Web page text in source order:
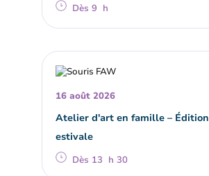
Dès 9 h
16 août 2026
Atelier d'art en famille – Édition
estivale
Dès 13 h 30